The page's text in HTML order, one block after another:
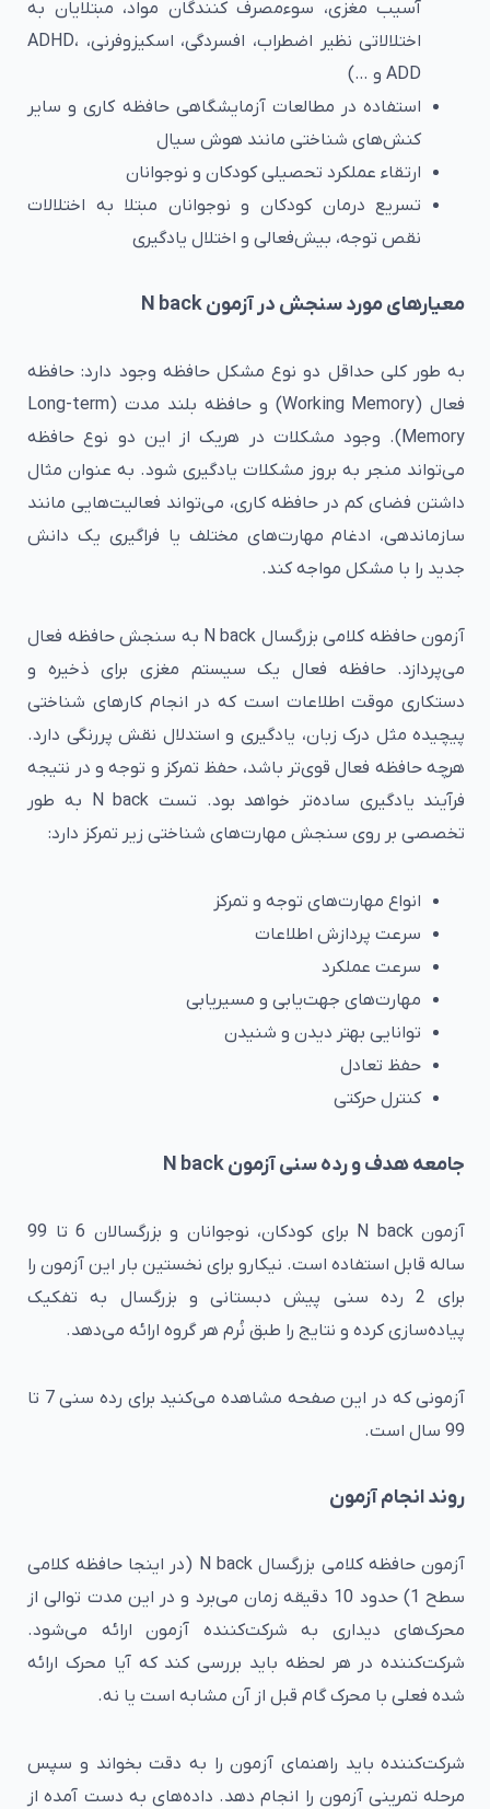
آسیب مغزی، سوءمصرف کنندگان مواد، مبتلایان به
اختلالاتی نظیر اضطراب، افسردگی، اسکیزوفرنی، ADHD،
ADD و …)
استفاده در مطالعات آزمایشگاهی حافظه کاری و سایر
کنش‌های شناختی مانند هوش سیال
ارتقاء عملکرد تحصیلی کودکان و نوجوانان
تسریع درمان کودکان و نوجوانان مبتلا به اختلالات
نقص توجه، بیش‌فعالی و اختلال یادگیری
معیارهای مورد سنجش در آزمون N back
به طور کلی حداقل دو نوع مشکل حافظه وجود دارد: حافظه
فعال (Working Memory) و حافظه بلند مدت (Long-term
Memory). وجود مشکلات در هریک از این دو نوع حافظه
می‌تواند منجر به بروز مشکلات یادگیری شود. به عنوان مثال
داشتن فضای کم در حافظه کاری، می‌تواند فعالیت‌هایی مانند
سازماندهی، ادغام مهارت‌های مختلف یا فراگیری یک دانش
جدید را با مشکل مواجه کند.
آزمون حافظه کلامی بزرگسال N back به سنجش حافظه فعال
می‌پردازد. حافظه فعال یک سیستم مغزی برای ذخیره و
دستکاری موقت اطلاعات است که در انجام کارهای شناختی
پیچیده مثل درک زبان، یادگیری و استدلال نقش پررنگی دارد.
هرچه حافظه فعال قوی‌تر باشد، حفظ تمرکز و توجه و در نتیجه
فرآیند یادگیری ساده‌تر خواهد بود. تست N back به طور
تخصصی بر روی سنجش مهارت‌های شناختی زیر تمرکز دارد:
انواع مهارت‌های توجه و تمرکز
سرعت پردازش اطلاعات
سرعت عملکرد
مهارت‌های جهت‌یابی و مسیریابی
توانایی بهتر دیدن و شنیدن
حفظ تعادل
کنترل حرکتی
جامعه هدف و رده سنی آزمون N back
آزمون N back برای کودکان، نوجوانان و بزرگسالان 6 تا 99
ساله قابل استفاده است. نیکارو برای نخستین بار این آزمون را
برای 2 رده سنی پیش دبستانی و بزرگسال به تفکیک
پیاده‌سازی کرده و نتایج را طبق نُرم هر گروه ارائه می‌دهد.
آزمونی که در این صفحه مشاهده می‌کنید برای رده سنی 7 تا
99 سال است.
روند انجام آزمون
آزمون حافظه کلامی بزرگسال N back (در اینجا حافظه کلامی
سطح 1) حدود 10 دقیقه زمان می‌برد و در این مدت توالی از
محرک‌های دیداری به شرکت‌کننده آزمون ارائه می‌شود.
شرکت‌کننده در هر لحظه باید بررسی کند که آیا محرک ارائه
شده فعلی با محرک گام قبل از آن مشابه است یا نه.
شرکت‌کننده باید راهنمای آزمون را به دقت بخواند و سپس
مرحله تمرینی آزمون را انجام دهد. داده‌های به دست آمده از